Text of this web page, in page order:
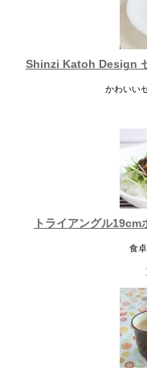
Shinzi Katoh Design
かわいい
トライアングル
食